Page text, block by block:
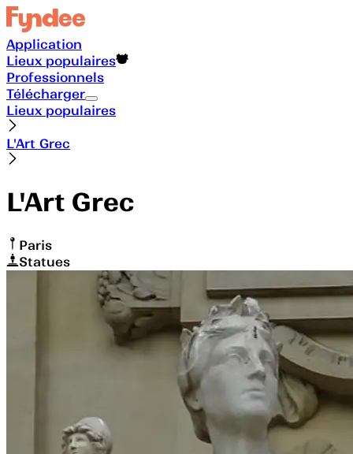
Application
Lieux populaires
Professionnels
Télécharger
Lieux populaires
L'Art Grec
L'Art Grec
Paris
Statues